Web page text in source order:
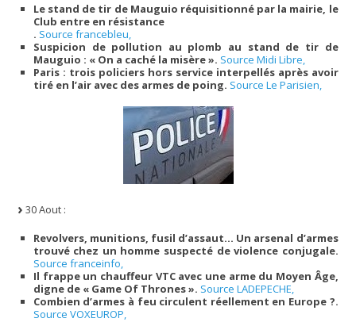
Le stand de tir de Mauguio réquisitionné par la mairie, le
Club entre en résistance
. Source francebleu,
Suspicion de pollution au plomb au stand de tir de
Mauguio : « On a caché la misère ». Source Midi Libre,
Paris : trois policiers hors service interpellés après avoir
tiré en l’air avec des armes de poing. Source Le Parisien,
30 Aout :
Revolvers, munitions, fusil d’assaut… Un arsenal d’armes
trouvé chez un homme suspecté de violence conjugale.
Source franceinfo,
Il frappe un chauffeur VTC avec une arme du Moyen Âge,
digne de « Game Of Thrones ». Source LADEPECHE,
Combien d’armes à feu circulent réellement en Europe ?.
Source VOXEUROP,